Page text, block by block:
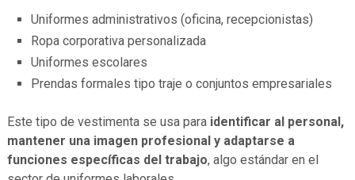
Uniformes administrativos (oficina, recepcionistas)
Ropa corporativa personalizada
Uniformes escolares
Prendas formales tipo traje o conjuntos empresariales
Este tipo de vestimenta se usa para identificar al personal,
mantener una imagen profesional y adaptarse a
funciones específicas del trabajo, algo estándar en el